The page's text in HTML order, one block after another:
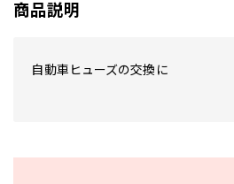
商品説明
自動車ヒューズの交換に